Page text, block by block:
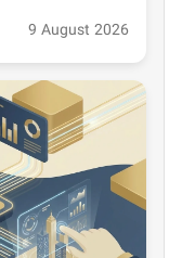
9 August 2026